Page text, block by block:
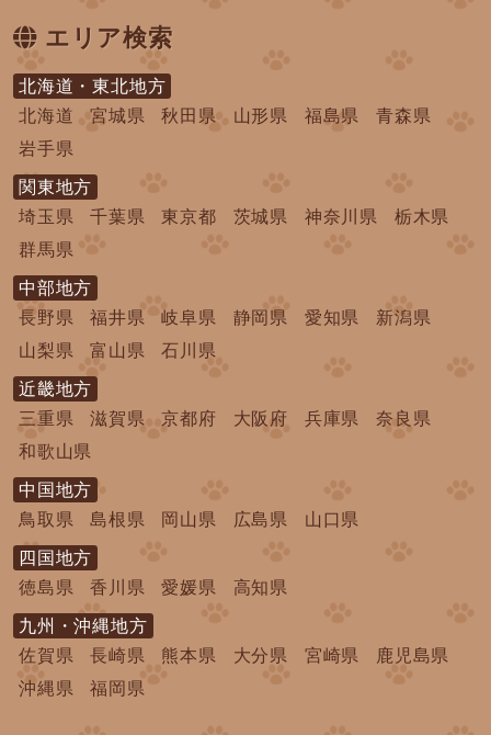
エリア検索
北海道・東北地方
北海道
宮城県 秋田県 山形県 福島県
青森県
岩手県
関東地方
埼玉県
千葉県 東京都 茨城県 神奈川県
栃木県
群馬県
中部地方
長野県
福井県 岐阜県 静岡県 愛知県
新潟県
山梨県
富山県 石川県
近畿地方
三重県
滋賀県 京都府 大阪府 兵庫県
奈良県
和歌山県
中国地方
鳥取県
島根県 岡山県 広島県 山口県
四国地方
徳島県
香川県 愛媛県 高知県
九州・沖縄地方
佐賀県
長崎県 熊本県 大分県 宮崎県
鹿児島県
沖縄県
福岡県